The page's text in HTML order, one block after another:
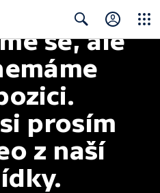
Search
se, ale
prosím
z naší